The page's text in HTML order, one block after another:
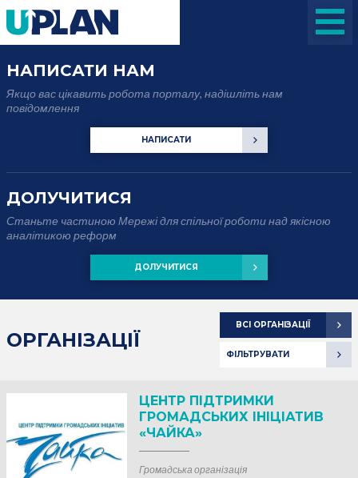
НАПИСАТИ НАМ
Якщо вас цікавить робота порталу, надішліть нам
повідомлення
НАПИСАТИ
ДОЛУЧИТИСЯ
Станьте частиною Мережі для спільної роботи над якісною
аналітикою реформ
ДОЛУЧИТИСЯ
ОРГАНІЗАЦІЇ
ВСІ ОРГАНІЗАЦІЇ
ФІЛЬТРУВАТИ
ЦЕНТР ПІДТРИМКИ
ГРОМАДСЬКИХ ІНІЦІАТИВ
«ЧАЙКА»
Громадська організація